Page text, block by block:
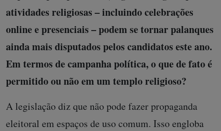
atividades religiosas – incluindo celebrações
online e presenciais – podem se tornar palanques
ainda mais disputados pelos candidatos este ano.
Em termos de campanha política, o que de fato é
permitido ou não em um templo religioso?
A legislação diz que não pode fazer propaganda
eleitoral em espaços de uso comum. Isso engloba